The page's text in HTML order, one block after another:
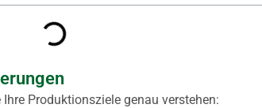
Produktionsziele genau verstehen: